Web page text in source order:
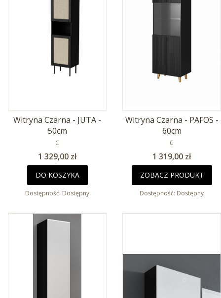
Witryna Czarna - JUTA -
50cm
PRODUCENT
C
Cena
1 329,00 zł
DO KOSZYKA
Dostępność: Dostępny
Witryna Czarna - PAFOS -
60cm
PRODUCENT
C
Cena
1 319,00 zł
ZOBACZ PRODUKT
Dostępność: Dostępny